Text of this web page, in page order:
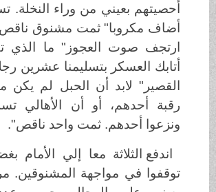
أحصيتهم بعيني من وراء النخلة.
أضاف مكروبا" ثمت مشنوق ناقص يا
ارتجف صوت العجوز" ما الذي
أتابك العسكر بتسليمنا عشرين
القصير" لابد أن الحبل لم يكن
رقبة أحدهم، أو أن الأهالي
ونزعوا أحدهم. ثمت واحد ناقص".
اندفع الثلاثة معا إلي الأمام
توقفوا في مواجهة المشنوقين. مر